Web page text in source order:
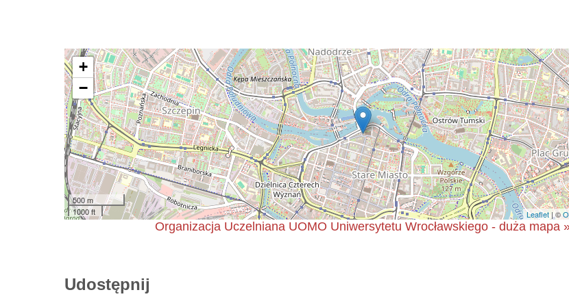
+
−
500 m
1000 ft
Leaflet| ©
Organizacja Uczelniana UOMO Uniwersytetu Wrocławskiego - duża mapa
Udostępnij